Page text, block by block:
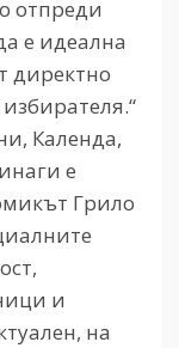
отпреди
е идеална
директно
Календа,
е
Грило
и
на